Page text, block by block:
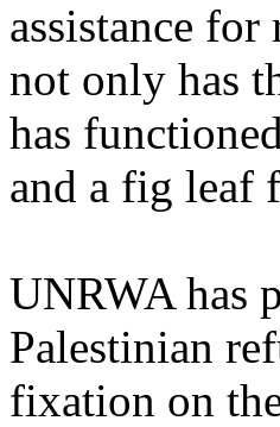
assistance
not only has
has
and a fig leaf
UNRWA has
Palestinian
fixation on